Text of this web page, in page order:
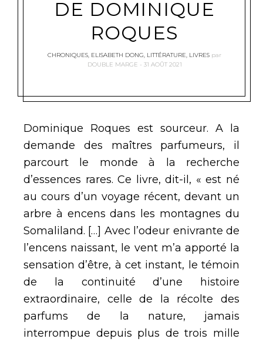
DE DOMINIQUE
ROQUES
CHRONIQUES, ELISABETH DONG, LITTÉRATURE, LIVRES par
DOUBLE MARGE
31 AOÛT 2021
Dominique Roques est sourceur. A la
demande des maîtres parfumeurs, il
parcourt le monde à la recherche
d’essences rares. Ce livre, dit-il, « est né
au cours d’un voyage récent, devant un
arbre à encens dans les montagnes du
Somaliland. […] Avec l’odeur enivrante de
l’encens naissant, le vent m’a apporté la
sensation d’être, à cet instant, le témoin
de la continuité d’une histoire
extraordinaire, celle de la récolte des
parfums de la nature, jamais
interrompue depuis plus de trois mille